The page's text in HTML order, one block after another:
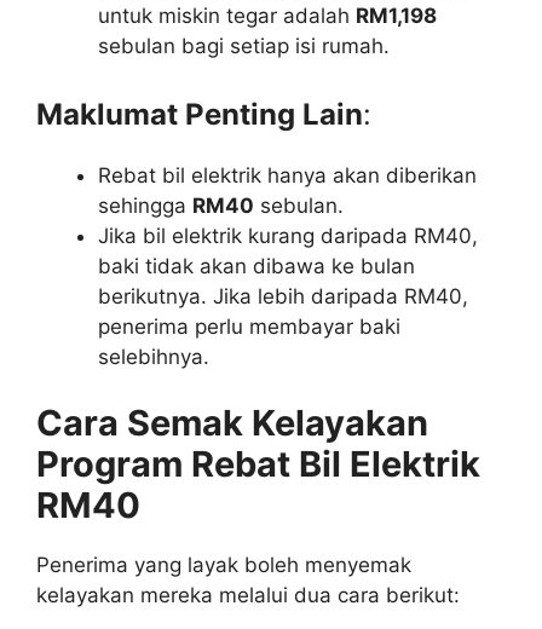
untuk miskin tegar adalah RM1,198
sebulan bagi setiap isi rumah.
Maklumat Penting Lain:
Rebat bil elektrik hanya akan diberikan
sehingga RM40 sebulan.
Jika bil elektrik kurang daripada RM40,
baki tidak akan dibawa ke bulan
berikutnya. Jika lebih daripada RM40,
penerima perlu membayar baki
selebihnya.
Cara Semak Kelayakan
Program Rebat Bil Elektrik
RM40
Penerima yang layak boleh menyemak
kelayakan mereka melalui dua cara berikut: